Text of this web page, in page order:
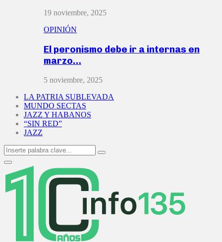
19 noviembre, 2025
OPINIÓN
El peronismo debe ir a internas en
marzo…
5 noviembre, 2025
LA PATRIA SUBLEVADA
MUNDO SECTAS
JAZZ Y HABANOS
“SIN RED”
JAZZ
Search
for:
Search
Primary
Menu